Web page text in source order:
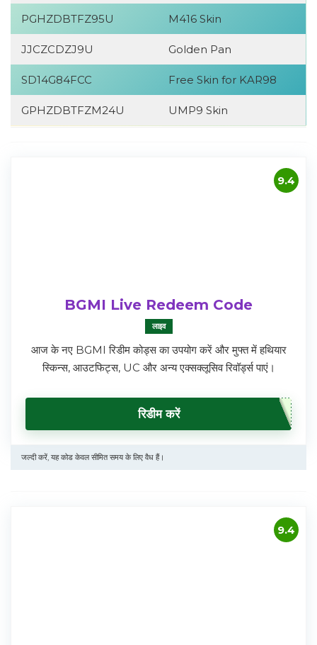
PGHZDBTFZ95U M416 Skin
JJCZCDZJ9U Golden Pan
SD14G84FCC Free Skin for KAR98
GPHZDBTFZM24U UMP9 Skin
9.4
BGMI Live Redeem Code
लाइव
आज के नए BGMI रिडीम कोड्स का उपयोग करें और मुफ्त में हथियार
स्किन्स, आउटफिट्स, UC और अन्य एक्सक्लूसिव रिवॉर्ड्स पाएं।
रिडीम करें
जल्दी करें, यह कोड केवल सीमित समय के लिए वैध हैं।
9.4